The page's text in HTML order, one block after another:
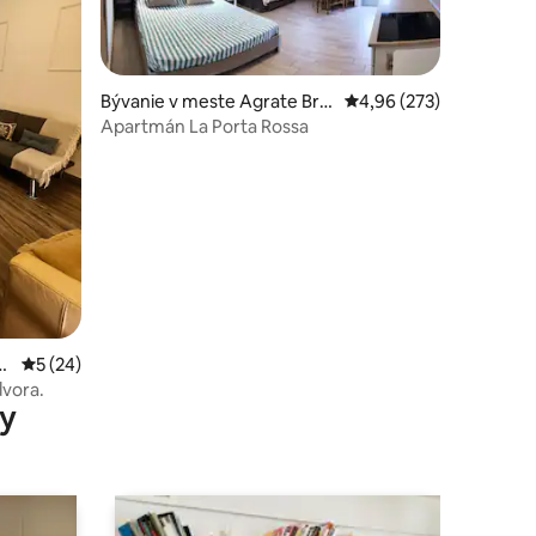
29
Priemerné ohodnotenie 5 z 5, počet hodnotení: 24
5 (24)
Bývanie v meste Agrate Bria
nza
Priemerné
4,96 (273)
Apartmán La Porta Rossa